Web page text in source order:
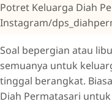
Potret Keluarga Diah
Instagram/
Soal bepergian atau
semuanya untuk
tinggal berangkat.
Diah Permatasari